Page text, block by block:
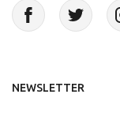
NEWSLETTER